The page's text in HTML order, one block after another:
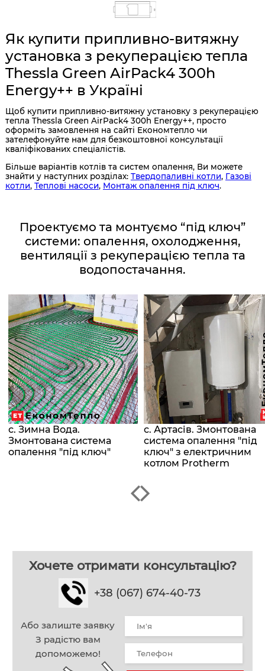
Як купити припливно-витяжну
установка з рекуперацією тепла
Thessla Green AirPack4 300h
Energy++ в Україні
Щоб купити припливно-витяжну установку з рекуперацією
тепла Thessla Green AirPack4 300h Energy++, просто
оформіть замовлення на сайті Економтепло чи
зателефонуйте нам для безкоштовної консультації
кваліфікованих спеціалістів.
Більше варіантів котлів та систем опалення, Ви можете
знайти у наступних розділах: Твердопаливні котли, Газові
котли, Теплові насоси, Монтаж опалення під ключ.
Проектуємо та монтуємо “під ключ”
системи: опалення, охолодження,
вентиляції з рекуперацією тепла та
водопостачання.
с. Зимна Вода.
Змонтована система
опалення "під ключ"
с. Артасів. Змонтована
система опалення "під
ключ" з електричним
котлом Protherm
Хочете отримати консультацію?
+38 (067) 674-40-73
Або залиште заявку
З радістю вам
допоможемо!